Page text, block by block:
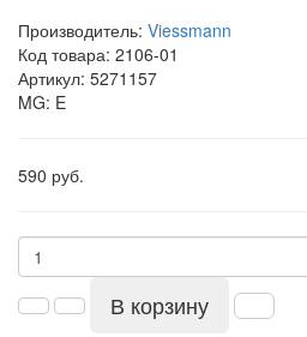
Производитель: Viessmann
Код товара: 2106-01
Артикул: 5271157
MG: E
590 руб.
В корзину